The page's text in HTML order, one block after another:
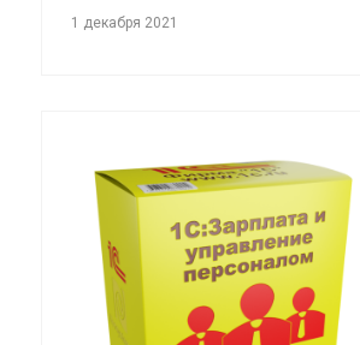
1 декабря 2021
Смотреть проект